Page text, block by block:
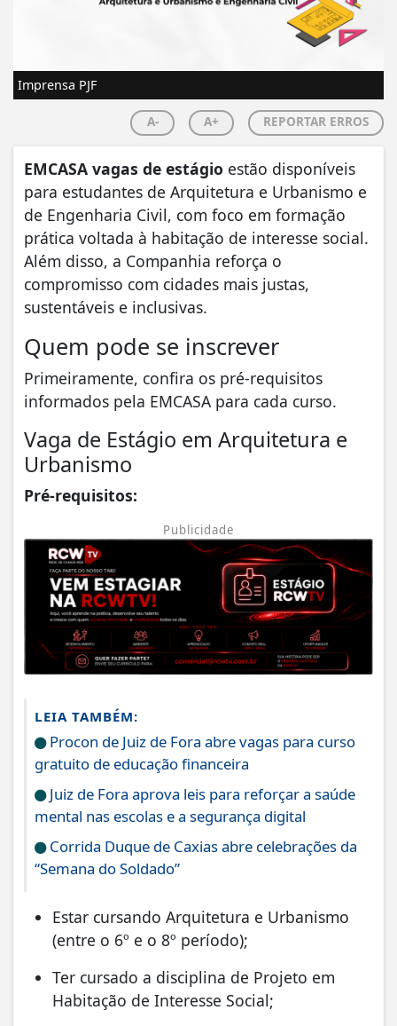
Imprensa PJF
A- A+ REPORTAR ERROS
EMCASA vagas de estágio estão disponíveis
para estudantes de Arquitetura e Urbanismo e
de Engenharia Civil, com foco em formação
prática voltada à habitação de interesse social.
Além disso, a Companhia reforça o
compromisso com cidades mais justas,
sustentáveis e inclusivas.
Quem pode se inscrever
Primeiramente, confira os pré-requisitos
informados pela EMCASA para cada curso.
Vaga de Estágio em Arquitetura e
Urbanismo
Pré-requisitos:
Publicidade
LEIA TAMBÉM:
Procon de Juiz de Fora abre vagas para curso
gratuito de educação financeira
Juiz de Fora aprova leis para reforçar a saúde
mental nas escolas e a segurança digital
Corrida Duque de Caxias abre celebrações da
“Semana do Soldado”
Estar cursando Arquitetura e Urbanismo
(entre o 6º e o 8º período);
Ter cursado a disciplina de Projeto em
Habitação de Interesse Social;